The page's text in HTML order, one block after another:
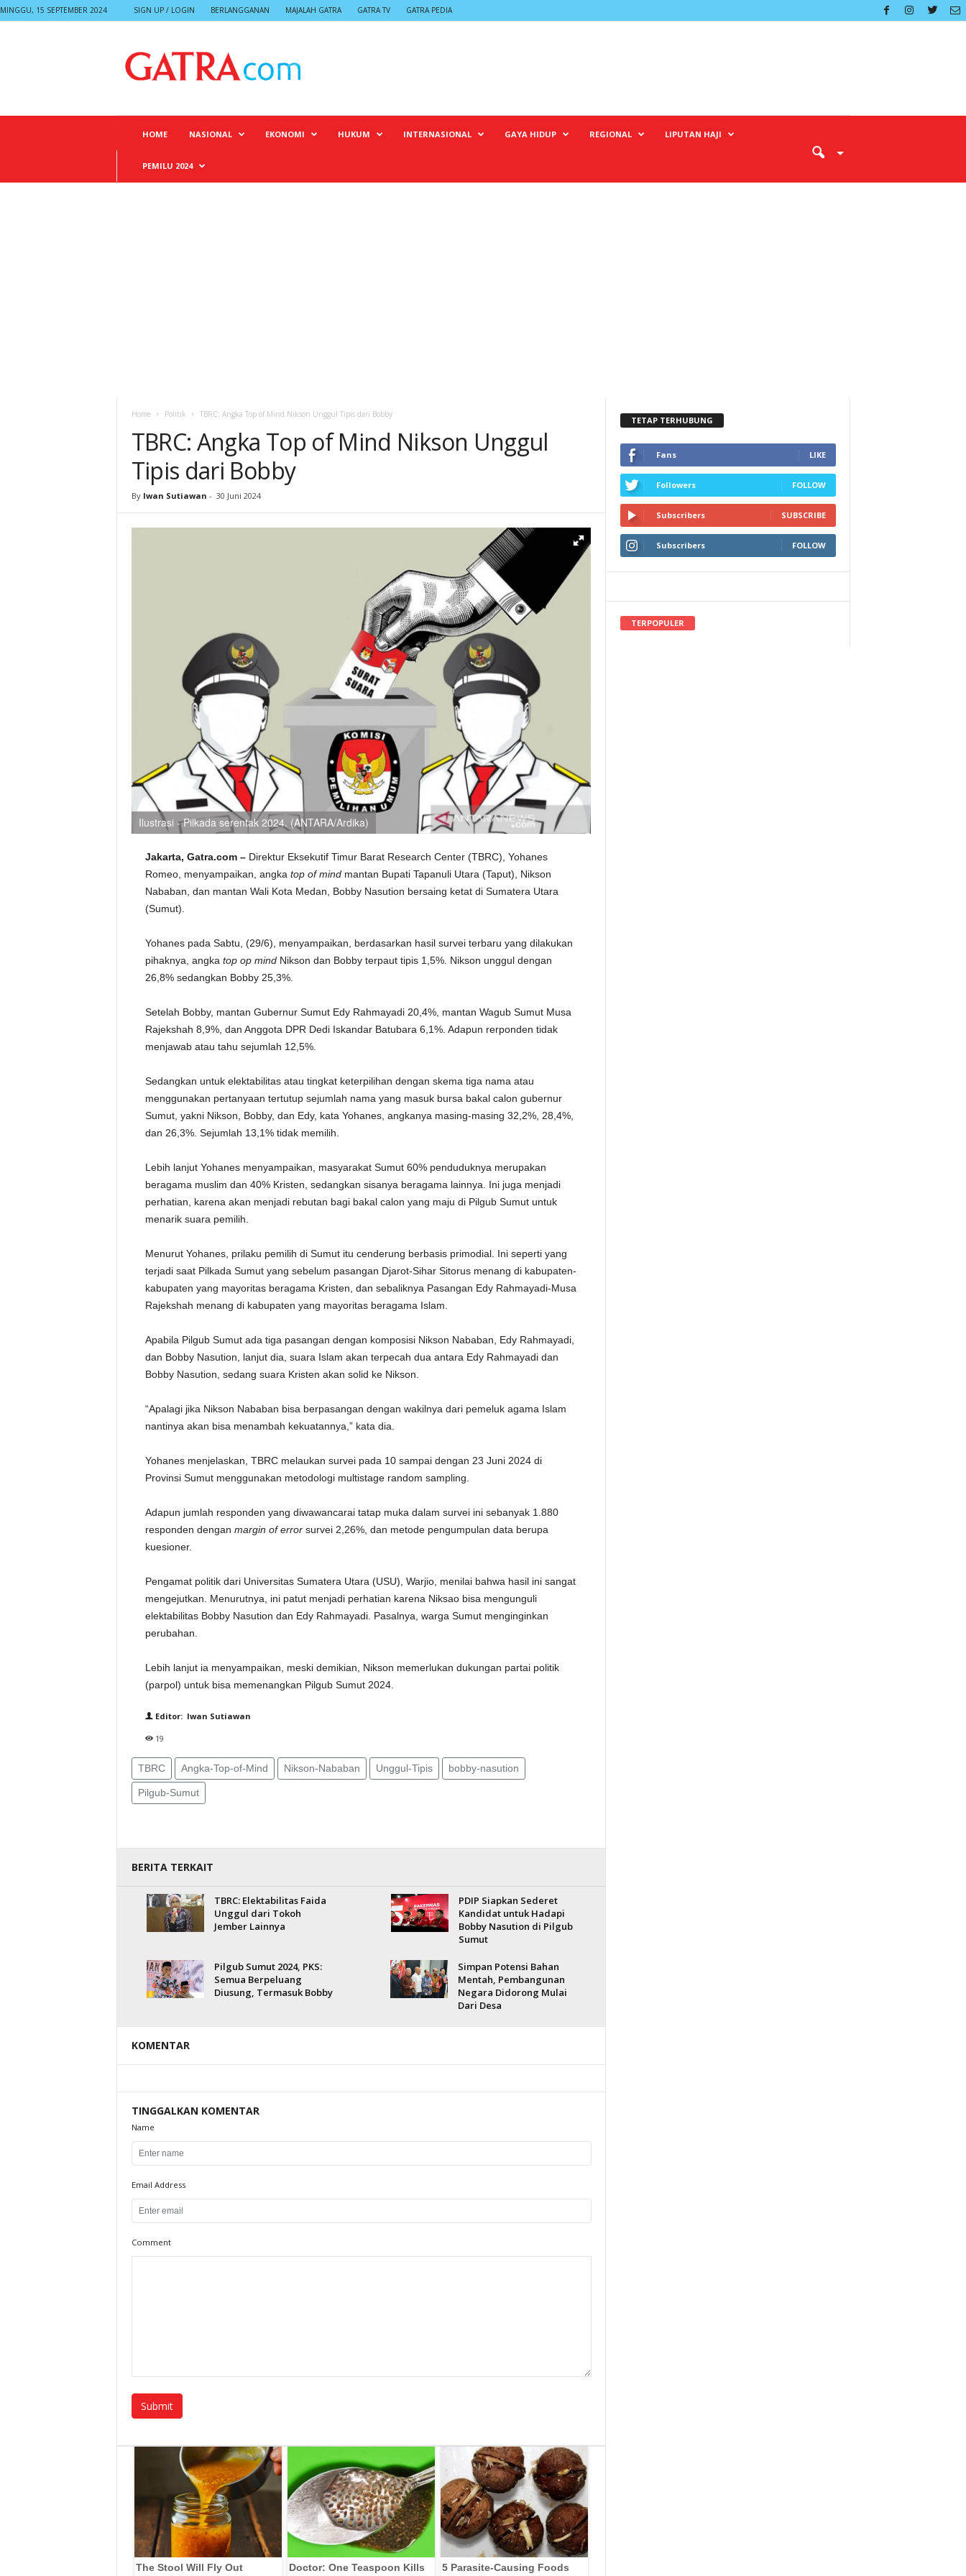
MINGGU, 15 SEPTEMBER 2024 SIGN UP / LOGIN BERLANGGANAN MAJALAH GATRA GATRA TV GATRA PEDIA
HOME NASIONAL EKONOMI HUKUM INTERNASIONAL GAYA HIDUP REGIONAL LIPUTAN HAJI
PEMILU 2024
Home Politik TBRC: Angka Top of Mind Nikson Unggul Tipis dari Bobby
TBRC: Angka Top of Mind Nikson Unggul
Tipis dari Bobby
By Iwan Sutiawan - 30 Juni 2024
Ilustrasi - Pilkada serentak 2024. (ANTARA/Ardika)
Jakarta, Gatra.com –Direktur Eksekutif Timur Barat Research Center (TBRC), Yohanes
Romeo, menyampaikan, angka top of mindmantan Bupati Tapanuli Utara (Taput), Nikson
Nababan, dan mantan Wali Kota Medan, Bobby Nasution bersaing ketat di Sumatera Utara
(Sumut).
Yohanes pada Sabtu, (29/6), menyampaikan, berdasarkan hasil survei terbaru yang dilakukan
pihaknya, angka top op mindNikson dan Bobby terpaut tipis 1,5%. Nikson unggul dengan
26,8% sedangkan Bobby 25,3%.
Setelah Bobby, mantan Gubernur Sumut Edy Rahmayadi 20,4%, mantan Wagub Sumut Musa
Rajekshah 8,9%, dan Anggota DPR Dedi Iskandar Batubara 6,1%. Adapun rerponden tidak
menjawab atau tahu sejumlah 12,5%.
Sedangkan untuk elektabilitas atau tingkat keterpilihan dengan skema tiga nama atau
menggunakan pertanyaan tertutup sejumlah nama yang masuk bursa bakal calon gubernur
Sumut, yakni Nikson, Bobby, dan Edy, kata Yohanes, angkanya masing-masing 32,2%, 28,4%,
dan 26,3%. Sejumlah 13,1% tidak memilih.
Lebih lanjut Yohanes menyampaikan, masyarakat Sumut 60% penduduknya merupakan
beragama muslim dan 40% Kristen, sedangkan sisanya beragama lainnya. Ini juga menjadi
perhatian, karena akan menjadi rebutan bagi bakal calon yang maju di Pilgub Sumut untuk
menarik suara pemilih.
Menurut Yohanes, prilaku pemilih di Sumut itu cenderung berbasis primodial. Ini seperti yang
terjadi saat Pilkada Sumut yang sebelum pasangan Djarot-Sihar Sitorus menang di kabupaten-
kabupaten yang mayoritas beragama Kristen, dan sebaliknya Pasangan Edy Rahmayadi-Musa
Rajekshah menang di kabupaten yang mayoritas beragama Islam.
Apabila Pilgub Sumut ada tiga pasangan dengan komposisi Nikson Nababan, Edy Rahmayadi,
dan Bobby Nasution, lanjut dia, suara Islam akan terpecah dua antara Edy Rahmayadi dan
Bobby Nasution, sedang suara Kristen akan solid ke Nikson.
“Apalagi jika Nikson Nababan bisa berpasangan dengan wakilnya dari pemeluk agama Islam
nantinya akan bisa menambah kekuatannya,” kata dia.
Yohanes menjelaskan, TBRC melaukan survei pada 10 sampai dengan 23 Juni 2024 di
Provinsi Sumut menggunakan metodologi multistage random sampling.
Adapun jumlah responden yang diwawancarai tatap muka dalam survei ini sebanyak 1.880
responden dengan margin of error survei 2,26%, dan metode pengumpulan data berupa
kuesioner.
Pengamat politik dari Universitas Sumatera Utara (USU), Warjio, menilai bahwa hasil ini sangat
mengejutkan. Menurutnya, ini patut menjadi perhatian karena Niksao bisa mengunguli
elektabilitas Bobby Nasution dan Edy Rahmayadi. Pasalnya, warga Sumut menginginkan
perubahan.
Lebih lanjut ia menyampaikan, meski demikian, Nikson memerlukan dukungan partai politik
(parpol) untuk bisa memenangkan Pilgub Sumut 2024.
Editor: Iwan Sutiawan
19
TBRC Angka-Top-of-Mind Nikson-Nababan Unggul-Tipis bobby-nasution
Pilgub-Sumut
BERITA TERKAIT
TBRC: Elektabilitas Faida
Unggul dari Tokoh
Jember Lainnya
PDIP Siapkan Sederet
Kandidat untuk Hadapi
Bobby Nasution di Pilgub
Sumut
Pilgub Sumut 2024, PKS:
Semua Berpeluang
Diusung, Termasuk Bobby
Simpan Potensi Bahan
Mentah, Pembangunan
Negara Didorong Mulai
Dari Desa
KOMENTAR
TINGGALKAN KOMENTAR
Name
Email Address
Comment
The Stool Will Fly Out
Doctor: One Teaspoon Kills
5 Parasite-Causing Foods
TETAP TERHUBUNG
Fans LIKE
Followers FOLLOW
Subscribers SUBSCRIBE
Subscribers FOLLOW